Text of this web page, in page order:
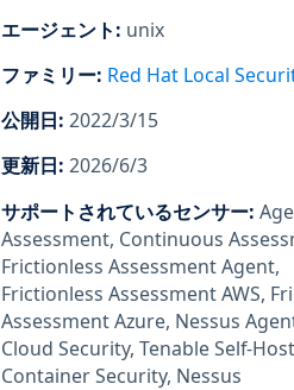
エージェント: unix
ファミリー: Red Hat Local
公開日: 2022/3/15
更新日: 2026/6/3
サポートされているセンサー:
Assessment, Continuous
Frictionless Assessment Agent,
Frictionless Assessment AWS,
Assessment Azure, Nessus
Cloud Security, Tenable Self-
Container Security, Nessus